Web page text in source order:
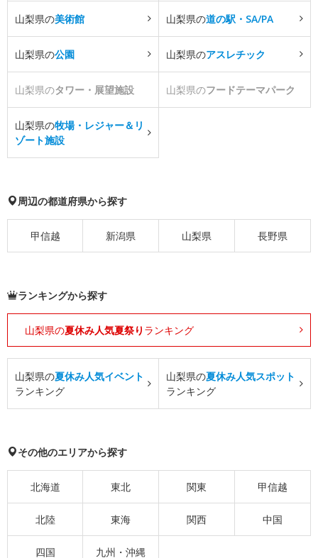
山梨県の美術館 山梨県の道の駅・SA/PA
山梨県の公園 山梨県のアスレチック
山梨県のタワー・展望施設 山梨県のフードテーマパーク
山梨県の牧場・レジャー＆リ
ゾート施設
周辺の都道府県から探す
甲信越 新潟県 山梨県 長野県
ランキングから探す
山梨県の夏休み人気夏祭り ランキング
山梨県の夏休み人気イベント
ランキング
山梨県の夏休み人気スポット
ランキング
その他のエリアから探す
北海道 東北 関東 甲信越
北陸 東海 関西 中国
四国 九州・沖縄